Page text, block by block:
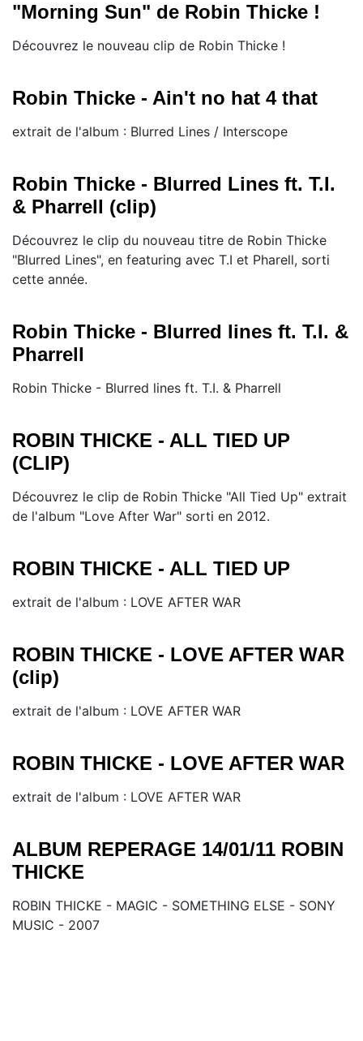
"Morning Sun" de Robin Thicke !
Découvrez le nouveau clip de Robin Thicke !
Robin Thicke - Ain't no hat 4 that
extrait de l'album : Blurred Lines / Interscope
Robin Thicke - Blurred Lines ft. T.I.
& Pharrell (clip)
Découvrez le clip du nouveau titre de Robin Thicke
"Blurred Lines", en featuring avec T.I et Pharell, sorti
cette année.
Robin Thicke - Blurred lines ft. T.I. &
Pharrell
Robin Thicke - Blurred lines ft. T.I. & Pharrell
ROBIN THICKE - ALL TIED UP
(CLIP)
Découvrez le clip de Robin Thicke "All Tied Up" extrait
de l'album "Love After War" sorti en 2012.
ROBIN THICKE - ALL TIED UP
extrait de l'album : LOVE AFTER WAR
ROBIN THICKE - LOVE AFTER WAR
(clip)
extrait de l'album : LOVE AFTER WAR
ROBIN THICKE - LOVE AFTER WAR
extrait de l'album : LOVE AFTER WAR
ALBUM REPERAGE 14/01/11 ROBIN
THICKE
ROBIN THICKE - MAGIC - SOMETHING ELSE - SONY
MUSIC - 2007